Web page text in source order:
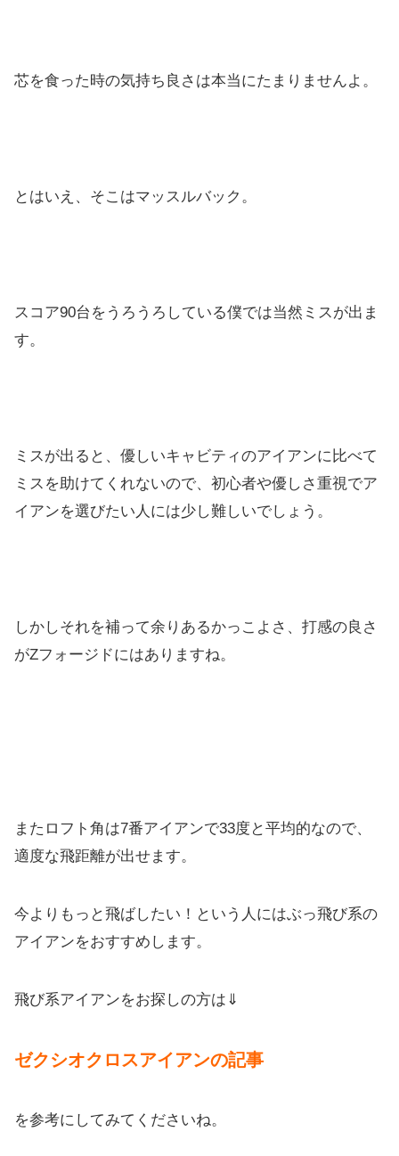
芯を食った時の気持ち良さは本当にたまりませんよ。
とはいえ、そこはマッスルバック。
スコア90台をうろうろしている僕では当然ミスが出ま
す。
ミスが出ると、優しいキャビティのアイアンに比べて
ミスを助けてくれないので、初心者や優しさ重視でア
イアンを選びたい人には少し難しいでしょう。
しかしそれを補って余りあるかっこよさ、打感の良さ
がZフォージドにはありますね。
またロフト角は7番アイアンで33度と平均的なので、
適度な飛距離が出せます。
今よりもっと飛ばしたい！という人にはぶっ飛び系の
アイアンをおすすめします。
飛び系アイアンをお探しの方は⇓
ゼクシオクロスアイアンの記事
を参考にしてみてくださいね。